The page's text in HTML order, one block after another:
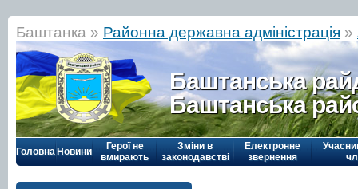
Баштанка » Районна державна адміністрація »
Баштанська
Баштанська
Головна Новини
Герої не
вмирають
Зміни в
законодавстві
Електронне
звернення